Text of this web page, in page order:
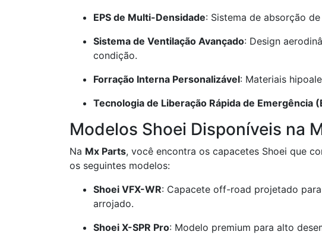
EPS de Multi-Densidade: Sistema de absorção
Sistema de Ventilação Avançado: Design
condição.
Forração Interna Personalizável: Materiais
Tecnologia de Liberação Rápida de Emergência
Modelos Shoei Disponíveis na
Na Mx Parts, você encontra os capacetes Shoei que
os seguintes modelos:
Shoei VFX-WR: Capacete off-road projetado
arrojado.
Shoei X-SPR Pro: Modelo premium para alto